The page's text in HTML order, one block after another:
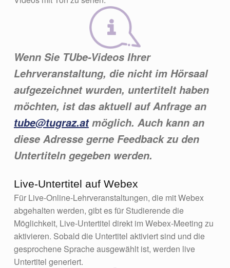
Wenn Sie TUbe-Videos Ihrer
Lehrveranstaltung, die nicht im Hörsaal
aufgezeichnet wurden, untertitelt haben
möchten, ist das aktuell auf Anfrage an
tube@tugraz.atmöglich. Auch kann an
diese Adresse gerne Feedback zu den
Untertiteln gegeben werden.
Live-Untertitel auf Webex
Für Live-Online-Lehrveranstaltungen, die mit Webex
abgehalten werden, gibt es für Studierende die
Möglichkeit, Live-Untertitel direkt im Webex-Meeting zu
aktivieren. Sobald die Untertitel aktiviert sind und die
gesprochene Sprache ausgewählt ist, werden live
Untertitel generiert.